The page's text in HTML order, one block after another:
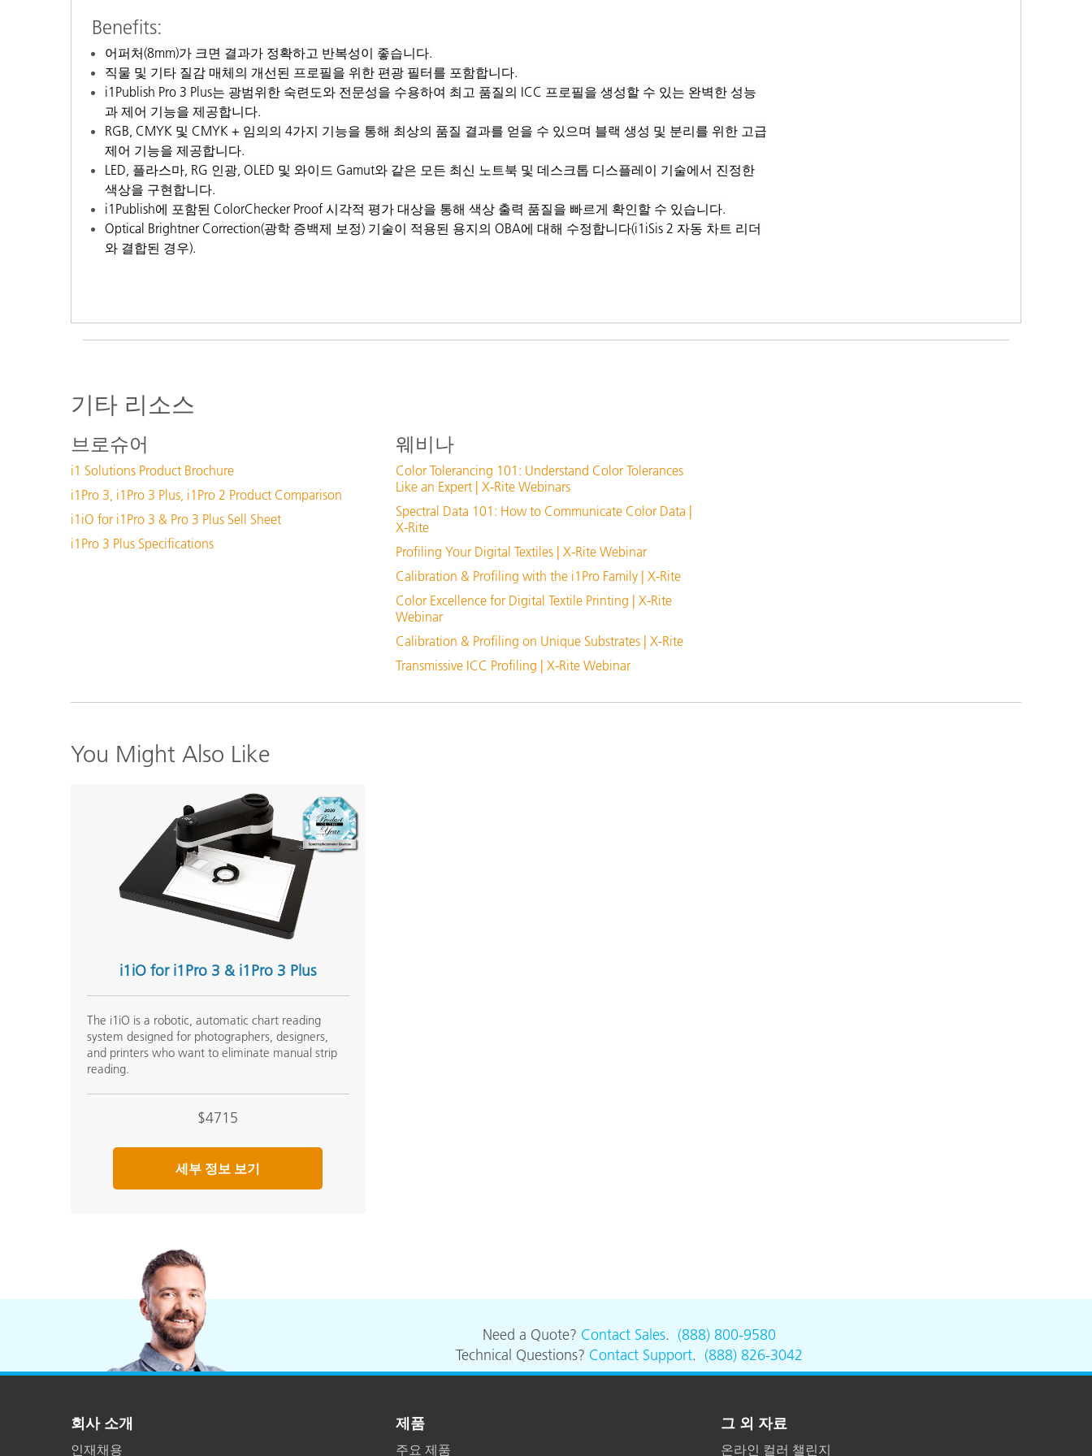
Benefits:
어퍼처(8mm)가 크면 결과가 정확하고 반복성이 좋습니다.
직물 및 기타 질감 매체의 개선된 프로필을 위한 편광 필터를 포함합니다.
i1Publish Pro 3 Plus는 광범위한 숙련도와 전문성을 수용하여 최고 품질의 ICC 프로필을 생성할 수 있는 완벽한 성능
과 제어 기능을 제공합니다.
RGB, CMYK 및 CMYK + 임의의 4가지 기능을 통해 최상의 품질 결과를 얻을 수 있으며 블랙 생성 및 분리를 위한 고급
제어 기능을 제공합니다.
LED, 플라스마, RG 인광, OLED 및 와이드 Gamut와 같은 모든 최신 노트북 및 데스크톱 디스플레이 기술에서 진정한
색상을 구현합니다.
i1Publish에 포함된 ColorChecker Proof 시각적 평가 대상을 통해 색상 출력 품질을 빠르게 확인할 수 있습니다.
Optical Brightner Correction(광학 증백제 보정) 기술이 적용된 용지의 OBA에 대해 수정합니다(i1iSis 2 자동 차트 리더
와 결합된 경우).
기타 리소스
브로슈어
i1 Solutions Product Brochure
i1Pro 3, i1Pro 3 Plus, i1Pro 2 Product Comparison
i1iO for i1Pro 3 & Pro 3 Plus Sell Sheet
i1Pro 3 Plus Specifications
웨비나
Color Tolerancing 101: Understand Color Tolerances
Like an Expert | X-Rite Webinars
Spectral Data 101: How to Communicate Color Data |
X-Rite
Profiling Your Digital Textiles | X-Rite Webinar
Calibration & Profiling with the i1Pro Family | X-Rite
Color Excellence for Digital Textile Printing | X-Rite
Webinar
Calibration & Profiling on Unique Substrates | X-Rite
Transmissive ICC Profiling | X-Rite Webinar
You Might Also Like
i1iO for i1Pro 3 & i1Pro 3 Plus
The i1iO is a robotic, automatic chart reading
system designed for photographers, designers,
and printers who want to eliminate manual strip
reading.
$4715
세부 정보 보기
Need a Quote? Contact Sales. (888) 800-9580
Technical Questions? Contact Support. (888) 826-3042
회사 소개
인재채용
제품
주요 제품
그 외 자료
온라인 컬러 챌린지